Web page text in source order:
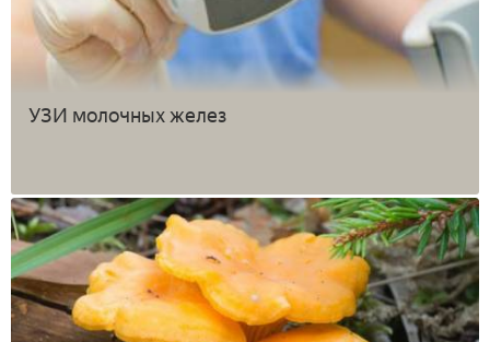
УЗИ молочных желез